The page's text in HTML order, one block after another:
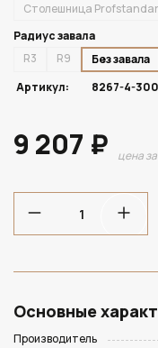
Столешница
Радиус завала
R3
R9
Без завала
Артикул:
8267-4-
9 207 ₽ цена
Основные
Производитель